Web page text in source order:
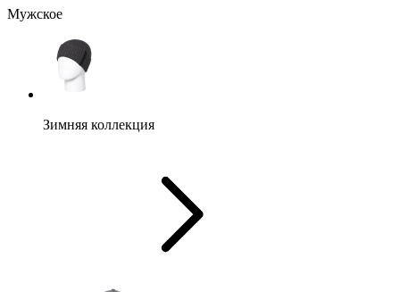
Мужское
Зимняя коллекция